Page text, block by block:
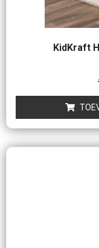
KidKraft